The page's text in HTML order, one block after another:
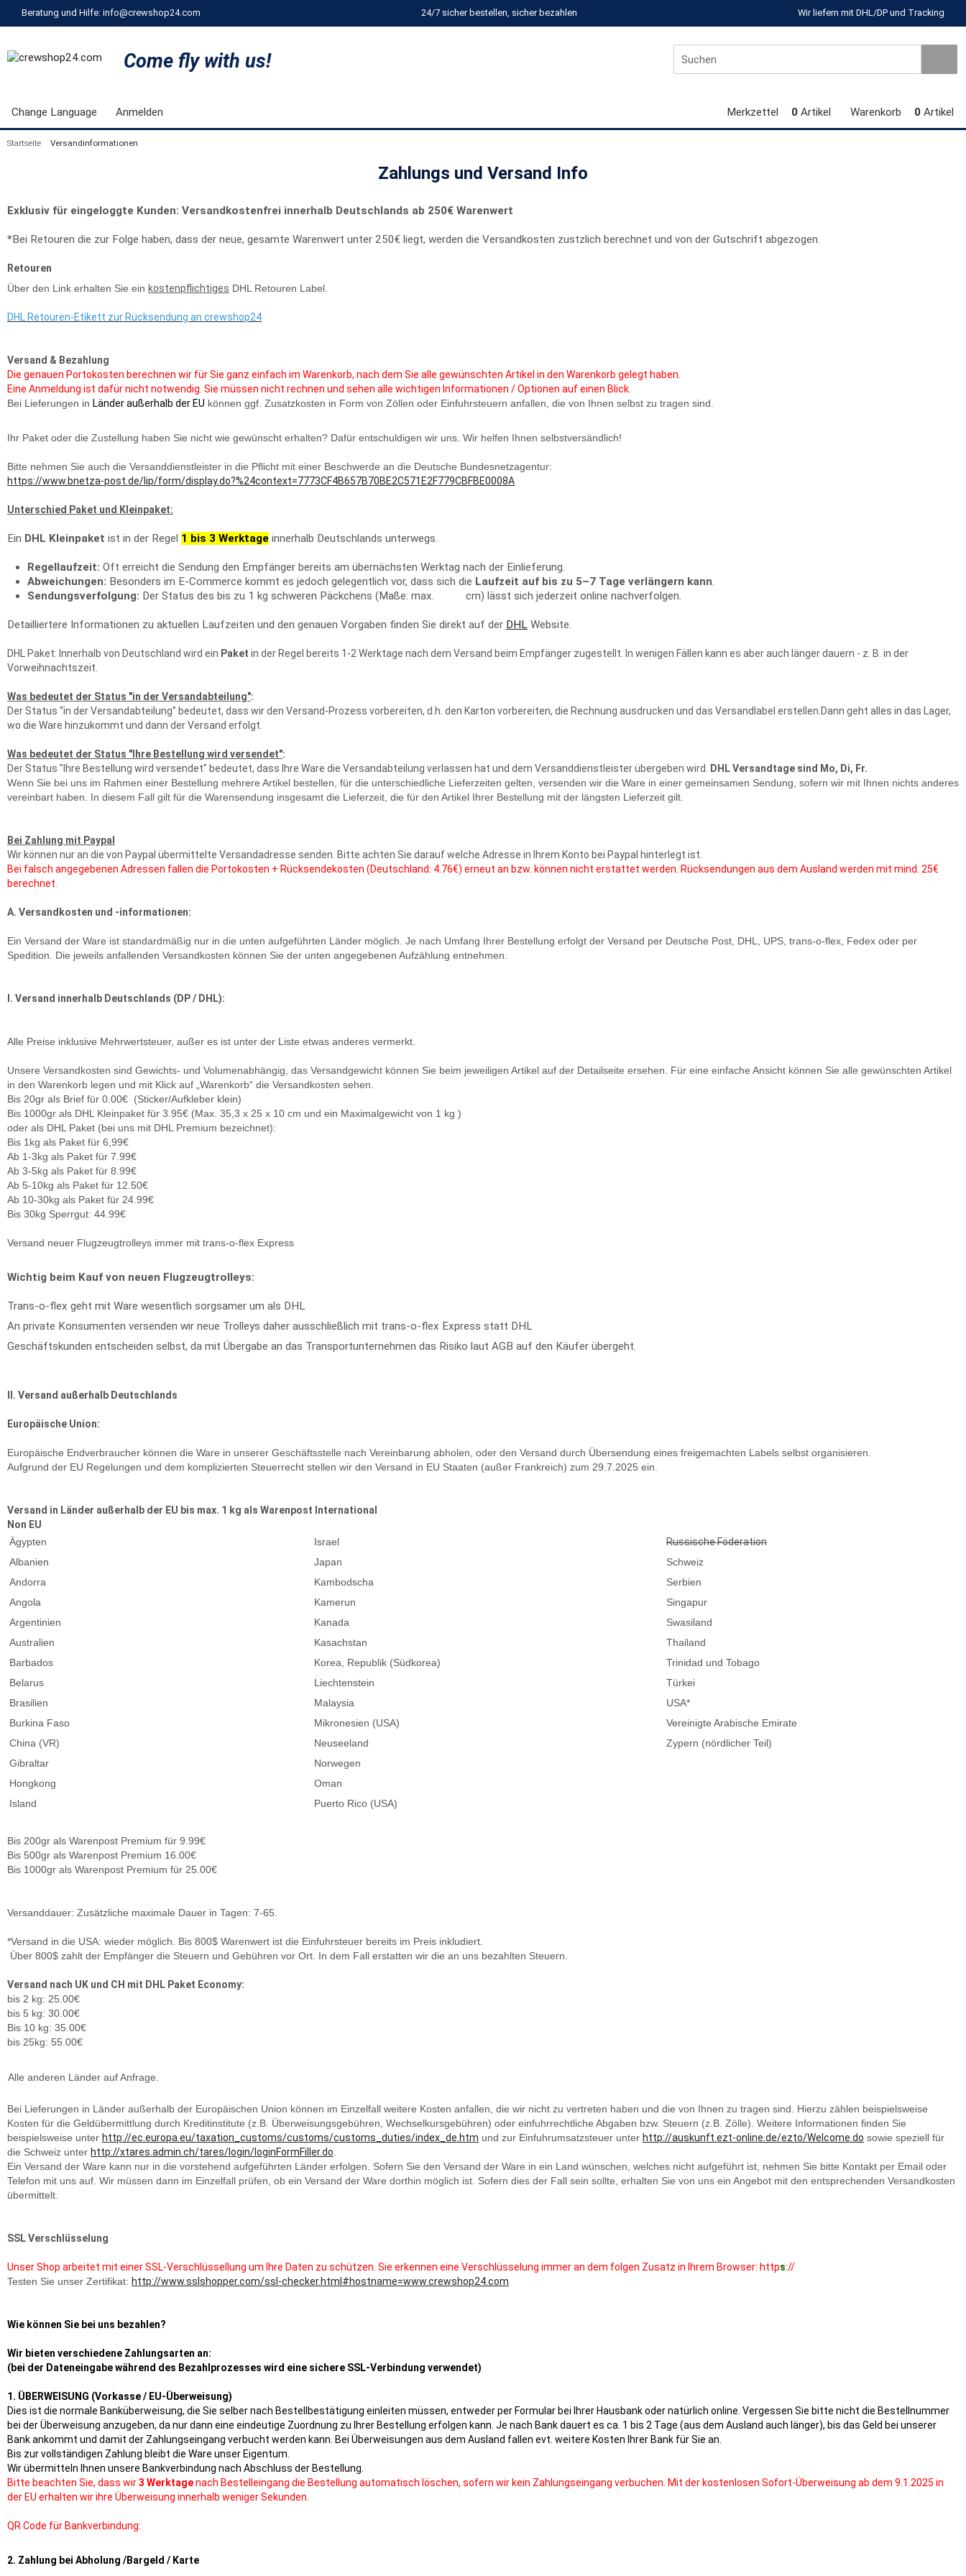
Beratung und Hilfe: info@crewshop24.com 24/7 sicher bestellen, sicher bezahlen Wir liefern mit DHL/DP und Tracking
Come fly with us!
Change Language Anmelden Warenkorb 0 Artikel
Merkzettel 0 Artikel
Startseite Versandinformationen
Zahlungs und Versand Info
Exklusiv für eingeloggte Kunden: Versandkostenfrei innerhalb Deutschlands ab 250€ Warenwert
*Bei Retouren die zur Folge haben, dass der neue, gesamte Warenwert unter 250€ liegt, werden die Versandkosten zustzlich berechnet und von der Gutschrift abgezogen.
Retouren
Über den Link erhalten Sie ein kostenpflichtiges DHL Retouren Label.
DHL Retouren-Etikett zur Rücksendung an crewshop24
Versand & Bezahlung
Die genauen Portokosten berechnen wir für Sie ganz einfach im Warenkorb, nach dem Sie alle gewünschten Artikel in den Warenkorb gelegt haben.
Eine Anmeldung ist dafür nicht notwendig. Sie müssen nicht rechnen und sehen alle wichtigen Informationen / Optionen auf einen Blick.
Bei Lieferungen in Länder außerhalb der EU können ggf. Zusatzkosten in Form von Zöllen oder Einfuhrsteuern anfallen, die von Ihnen selbst zu tragen sind.
Ihr Paket oder die Zustellung haben Sie nicht wie gewünscht erhalten? Dafür entschuldigen wir uns. Wir helfen Ihnen selbstversändlich!
Bitte nehmen Sie auch die Versanddienstleister in die Pflicht mit einer Beschwerde an die Deutsche Bundesnetzagentur:
https://www.bnetza-post.de/lip/form/display.do?%24context=7773CF4B657B70BE2C571E2F779CBFBE0008A
Unterschied Paket und Kleinpaket:
Ein DHL Kleinpaket ist in der Regel 1 bis 3 Werktage innerhalb Deutschlands unterwegs.
Regellaufzeit: Oft erreicht die Sendung den Empfänger bereits am übernächsten Werktag nach der Einlieferung.
Abweichungen: Besonders im E-Commerce kommt es jedoch gelegentlich vor, dass sich die Laufzeit auf bis zu 5–7 Tage verlängern kann.
Sendungsverfolgung: Der Status des bis zu 1 kg schweren Päckchens (Maße: max. cm) lässt sich jederzeit online nachverfolgen.
Detailliertere Informationen zu aktuellen Laufzeiten und den genauen Vorgaben finden Sie direkt auf der DHL Website.
DHL Paket: Innerhalb von Deutschland wird ein Paket in der Regel bereits 1-2 Werktage nach dem Versand beim Empfänger zugestellt. In wenigen Fällen kann es aber auch länger dauern - z. B. in der
Vorweihnachtszeit.
Was bedeutet der Status "in der Versandabteilung":
Der Status “in der Versandabteilung” bedeutet, dass wir den Versand-Prozess vorbereiten, d.h. den Karton vorbereiten, die Rechnung ausdrucken und das Versandlabel erstellen.Dann geht alles in das Lager,
wo die Ware hinzukommt und dann der Versand erfolgt.
Was bedeutet der Status "Ihre Bestellung wird versendet":
Der Status "Ihre Bestellung wird versendet" bedeutet, dass Ihre Ware die Versandabteilung verlassen hat und dem Versanddienstleister übergeben wird.
DHL Versandtage sind Mo, Di, Fr.
Wenn Sie bei uns im Rahmen einer Bestellung mehrere Artikel bestellen, für die unterschiedliche Lieferzeiten gelten, versenden wir die Ware in einer gemeinsamen Sendung, sofern wir mit Ihnen nichts anderes
vereinbart haben. In diesem Fall gilt für die Warensendung insgesamt die Lieferzeit, die für den Artikel Ihrer Bestellung mit der längsten Lieferzeit gilt.
Bei Zahlung mit Paypal
Wir können nur an die von Paypal übermittelte Versandadresse senden. Bitte achten Sie darauf welche Adresse in Ihrem Konto bei Paypal hinterlegt ist.
Bei falsch angegebenen Adressen fallen die Portokosten + Rücksendekosten (Deutschland: 4.76€) erneut an bzw. können nicht erstattet werden. Rücksendungen aus dem Ausland werden mit mind. 25€
berechnet.
A. Versandkosten und -informationen:
Ein Versand der Ware ist standardmäßig nur in die unten aufgeführten Länder möglich. Je nach Umfang Ihrer Bestellung erfolgt der Versand per Deutsche Post, DHL, UPS, trans-o-flex, Fedex oder per
Spedition. Die jeweils anfallenden Versandkosten können Sie der unten angegebenen Aufzählung entnehmen.
I. Versand innerhalb Deutschlands (DP / DHL):
Alle Preise inklusive Mehrwertsteuer, außer es ist unter der Liste etwas anderes vermerkt.
Unsere Versandkosten sind Gewichts- und Volumenabhängig, das Versandgewicht können Sie beim jeweiligen Artikel auf der Detailseite ersehen. Für eine einfache Ansicht können Sie alle gewünschten Artikel
in den Warenkorb legen und mit Klick auf „Warenkorb“ die Versandkosten sehen.
Bis 20gr als Brief für 0.00€ (Sticker/Aufkleber klein)
Bis 1000gr als DHL Kleinpaket für 3.95€ (Max. 35,3 x 25 x 10 cm und ein Maximalgewicht von 1 kg )
oder als DHL Paket (bei uns mit DHL Premium bezeichnet):
Bis 1kg als Paket für 6,99€
Ab 1-3kg als Paket für 7.99€
Ab 3-5kg als Paket für 8.99€
Ab 5-10kg als Paket für 12.50€
Ab 10-30kg als Paket für 24.99€
Bis 30kg Sperrgut: 44.99€
Versand neuer Flugzeugtrolleys immer mit trans-o-flex Express
Wichtig beim Kauf von neuen Flugzeugtrolleys:
Trans-o-flex geht mit Ware wesentlich sorgsamer um als DHL
An private Konsumenten versenden wir neue Trolleys daher ausschließlich mit trans-o-flex Express statt DHL
Geschäftskunden entscheiden selbst, da mit Übergabe an das Transportunternehmen das Risiko laut AGB auf den Käufer übergeht.
II. Versand außerhalb Deutschlands
Europäische Union:
Europäische Endverbraucher können die Ware in unserer Geschäftsstelle nach Vereinbarung abholen, oder den Versand durch Übersendung eines freigemachten Labels selbst organisieren.
Aufgrund der EU Regelungen und dem komplizierten Steuerrecht stellen wir den Versand in EU Staaten (außer Frankreich) zum 29.7.2025 ein.
Versand in Länder außerhalb der EU bis max. 1 kg als Warenpost International
Non EU
Ägypten
Israel
Russische Föderation
Albanien
Japan
Schweiz
Andorra
Kambodscha
Serbien
Angola
Kamerun
Singapur
Argentinien
Kanada
Swasiland
Australien
Kasachstan
Thailand
Barbados
Korea, Republik (Südkorea)
Trinidad und Tobago
Belarus
Liechtenstein
Türkei
Brasilien
Malaysia
USA*
Burkina Faso
Mikronesien (USA)
Vereinigte Arabische Emirate
China (VR)
Neuseeland
Zypern (nördlicher Teil)
Gibraltar
Norwegen
Hongkong
Oman
Island
Puerto Rico (USA)
Bis 200gr als Warenpost Premium für 9.99€
Bis 500gr als Warenpost Premium 16.00€
Bis 1000gr als Warenpost Premium für 25.00€
Versanddauer: Zusätzliche maximale Dauer in Tagen: 7-65.
*Versand in die USA: wieder möglich. Bis 800$ Warenwert ist die Einfuhrsteuer bereits im Preis inkludiert.
Über 800$ zahlt der Empfänger die Steuern und Gebühren vor Ort. In dem Fall erstatten wir die an uns bezahlten Steuern.
Versand nach UK und CH mit DHL Paket Economy:
bis 2 kg: 25.00€
bis 5 kg: 30.00€
Bis 10 kg: 35.00€
bis 25kg: 55.00€
Alle anderen Länder auf Anfrage.
Bei Lieferungen in Länder außerhalb der Europäischen Union können im Einzelfall weitere Kosten anfallen, die wir nicht zu vertreten haben und die von Ihnen zu tragen sind. Hierzu zählen beispielsweise
Kosten für die Geldübermittlung durch Kreditinstitute (z.B. Überweisungsgebühren, Wechselkursgebühren) oder einfuhrrechtliche Abgaben bzw. Steuern (z.B. Zölle). Weitere Informationen finden Sie
beispielsweise unter http://ec.europa.eu/taxation_customs/customs/customs_duties/index_de.htm und zur Einfuhrumsatzsteuer unter http://auskunft.ezt-online.de/ezto/Welcome.do sowie speziell für
die Schweiz unter http://xtares.admin.ch/tares/login/loginFormFiller.do
Ein Versand der Ware kann nur in die vorstehend aufgeführten Länder erfolgen. Sofern Sie den Versand der Ware in ein Land wünschen, welches nicht aufgeführt ist, nehmen Sie bitte Kontakt per Email oder
Telefon mit uns auf. Wir müssen dann im Einzelfall prüfen, ob ein Versand der Ware dorthin möglich ist. Sofern dies der Fall sein sollte, erhalten Sie von uns ein Angebot mit den entsprechenden Versandkosten
übermittelt.
SSL Verschlüsselung
Unser Shop arbeitet mit einer SSL-Verschlüssellung um Ihre Daten zu schützen. Sie erkennen eine Verschlüsselung immer an dem folgen Zusatz in Ihrem Browser: https://
Testen Sie unser Zertifikat: http://www.sslshopper.com/ssl-checker.html#hostname=www.crewshop24.com
Wie können Sie bei uns bezahlen?
Wir bieten verschiedene Zahlungsarten an:
(bei der Dateneingabe während des Bezahlprozesses wird eine sichere SSL-Verbindung verwendet)
1. ÜBERWEISUNG (Vorkasse / EU-Überweisung)
Dies ist die normale Banküberweisung, die Sie selber nach Bestellbestätigung einleiten müssen, entweder per Formular bei Ihrer Hausbank oder natürlich online. Vergessen Sie bitte nicht die Bestellnummer
bei der Überweisung anzugeben, da nur dann eine eindeutige Zuordnung zu Ihrer Bestellung erfolgen kann. Je nach Bank dauert es ca. 1 bis 2 Tage (aus dem Ausland auch länger), bis das Geld bei unserer
Bank ankommt und damit der Zahlungseingang verbucht werden kann. Bei Überweisungen aus dem Ausland fallen evt. weitere Kosten Ihrer Bank für Sie an.
Bis zur vollständigen Zahlung bleibt die Ware unser Eigentum.
Wir übermitteln Ihnen unsere Bankverbindung nach Abschluss der Bestellung.
Bitte beachten Sie, dass wir3 Werktagenach Bestelleingang die Bestellung automatisch löschen, sofern wir kein Zahlungseingang verbuchen. Mit der kostenlosen Sofort-Überweisung ab dem 9.1.2025 in
der EU erhalten wir ihre Überweisung innerhalb weniger Sekunden.
QR Code für Bankverbindung:
2. Zahlung bei Abholung /Bargeld / Karte